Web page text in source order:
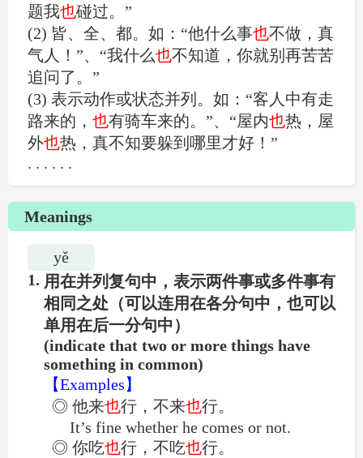
1.横折钩
题我也碰过。”
(2) 皆、全、都。如：“他什么事也不做，真
气人！”、“我什么也不知道，你就别再苦苦
追问了。”
(3) 表示动作或状态并列。如：“客人中有走
路来的， 也有骑车来的。”、“屋内也热，屋
外也热，真不知要躲到哪里才好！”
. . . . . .
Meanings
yě
1. 用在并列复句中，表示两件事或多件事有
相同之处（可以连用在各分句中，也可以
单用在后一分句中）
(indicate that two or more things have
something in common)
【Examples】
◎ 他来也行，不来也行。
It’s fine whether he comes or not.
◎ 你吃也行，不吃也行。